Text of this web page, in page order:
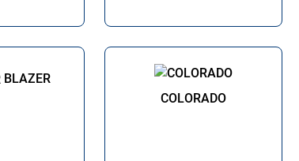
BLAZER
COLORADO